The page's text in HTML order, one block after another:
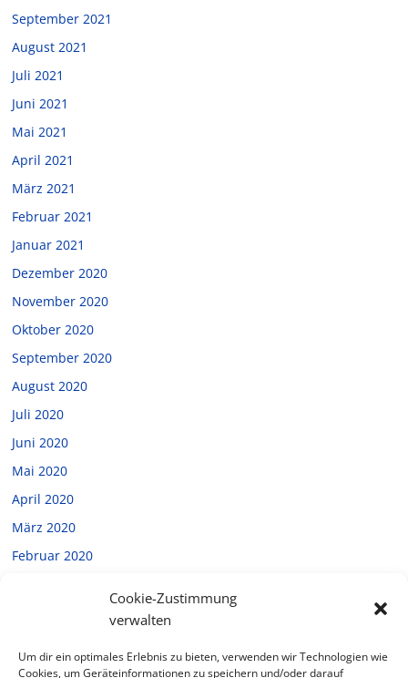
Cookie-Zustimmung
verwalten
Um dir ein optimales Erlebnis zu bieten, verwenden wir Technologien wie
Cookies, um Geräteinformationen zu speichern und/oder darauf
September 2021
August 2021
Juli 2021
Juni 2021
Mai 2021
April 2021
März 2021
Februar 2021
Januar 2021
Dezember 2020
November 2020
Oktober 2020
September 2020
August 2020
Juli 2020
Juni 2020
Mai 2020
April 2020
März 2020
Februar 2020
Oktober 2019